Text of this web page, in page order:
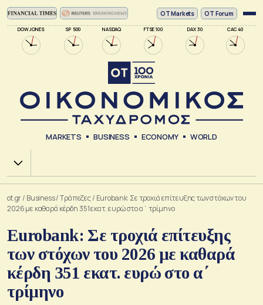
DOW JONES SP 500 NASDAQ FTSE 100 DAX 30 CAC 40
ΟΤ Markets OT Forum
MARKETS BUSINESS ECONOMY WORLD
Χ.Α.
ot.gr/ Business/Τράπεζες/ Eurobank: Σε τροχιά επίτευξης των στόχων του
2026 με καθαρά κέρδη 351 εκατ. ευρώ στο α΄ τρίμηνο
Eurobank: Σε τροχιά επίτευξης
των στόχων του 2026 με καθαρά
κέρδη 351 εκατ. ευρώ στο α΄
τρίμηνο